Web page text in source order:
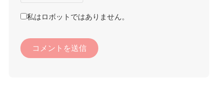
私はロボットではありません。